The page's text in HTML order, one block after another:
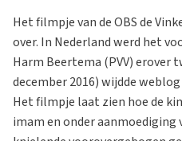
Het filmpje van de OBS de
over. In Nederland werd het
Harm Beertema (PVV) erover
december 2016) wijdde
Het filmpje laat zien hoe de
imam en onder aanmoediging